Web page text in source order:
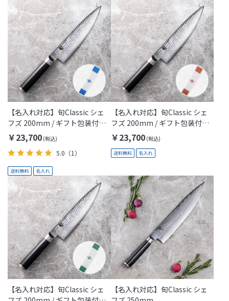
【名入れ対応】旬Classic シェ
フズ 200mm / ギフト包装付き
(KAI Gift)
￥23,700
5.0 （1）
【名入れ対応】旬Classic シェ
フズ 200mm / ギフト包装付き
(Thanks Mom)
￥23,700
【名入れ対応】旬Classic シェ
【名入れ対応】旬Classic シェ